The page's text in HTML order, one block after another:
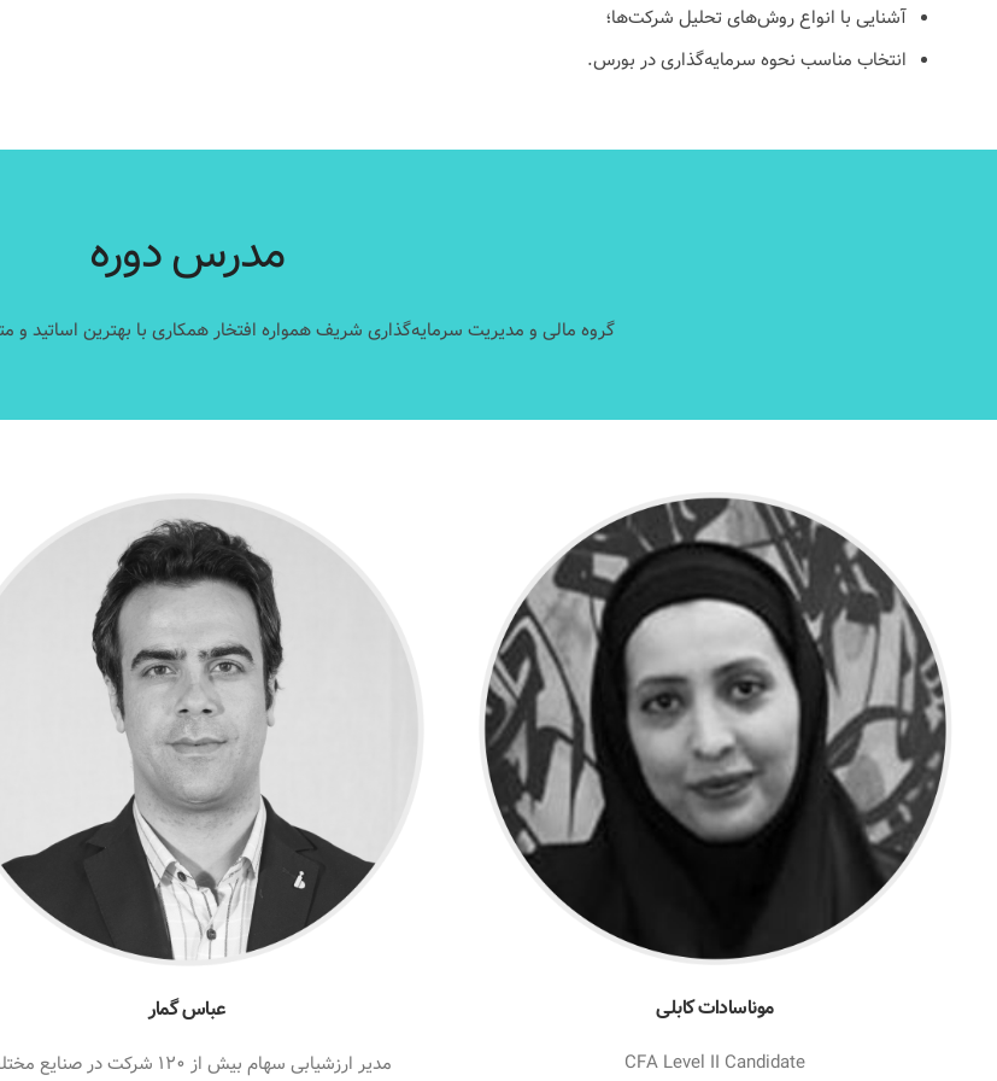
آشنایی با انواع روش‌های تحلیل شرکت‌ها؛
انتخاب مناسب نحوه سرمایه‌گذاری در بورس.
مدرس دوره
گروه مالی و مدیریت سرمایه‌گذاری شریف همواره افتخار همکاری با بهترین اساتید و
موناسادات کابلی
CFA Level II Candidate
عباس گمار
مدیر ارزشیابی سهام بیش از ۱۲۰ شرکت در صنایع مختلف